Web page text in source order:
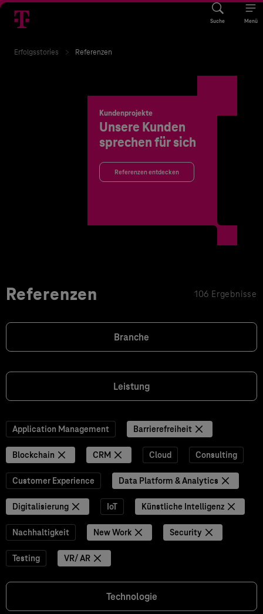
Suche Menü
Erfolgsstories Referenzen
Kundenprojekte
Unsere Kunden
sprechen für sich
Referenzen entdecken
Referenzen 106 Ergebnisse
Branche
Leistung
Application Management Barrierefreiheit
Blockchain CRM Cloud Consulting
Customer Experience Data Platform & Analytics
Digitalisierung IoT Künstliche Intelligenz
Nachhaltigkeit New Work Security
Testing VR/ AR
Technologie